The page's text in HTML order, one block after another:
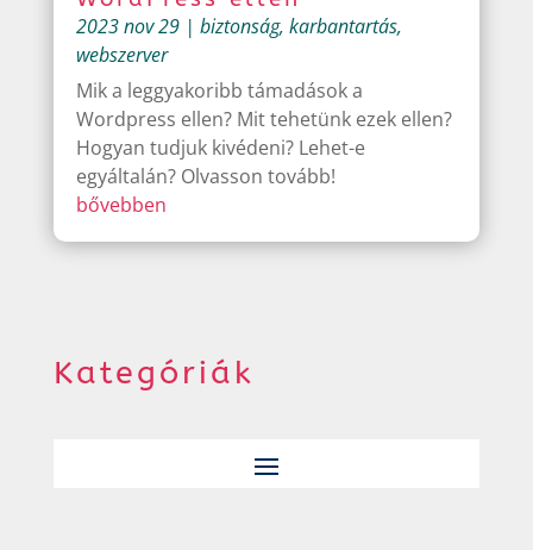
2023 nov 29| biztonság, karbantartás,
webszerver
Mik a leggyakoribb támadások a
Wordpress ellen? Mit tehetünk ezek ellen?
Hogyan tudjuk kivédeni? Lehet-e
egyáltalán? Olvasson tovább!
bővebben
Kategóriák